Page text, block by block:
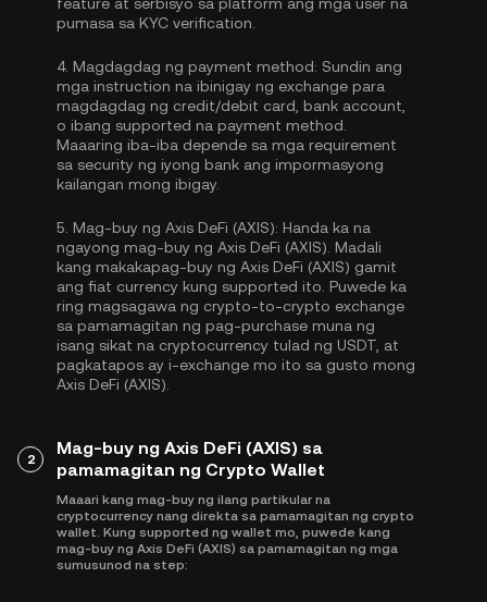
pumasa sa KYC verification.
4. Magdagdag ng payment method: Sundin ang
mga instruction na ibinigay ng exchange para
magdagdag ng credit/debit card, bank account,
o ibang supported na payment method.
Maaaring iba-iba depende sa mga requirement
sa security ng iyong bank ang impormasyong
kailangan mong ibigay.
5. Mag-buy ng Axis DeFi (AXIS): Handa ka na
ngayong mag-buy ng Axis DeFi (AXIS). Madali
kang makakapag-buy ng Axis DeFi (AXIS) gamit
ang fiat currency kung supported ito. Puwede ka
ring magsagawa ng crypto-to-crypto exchange
sa pamamagitan ng pag-purchase muna ng
isang sikat na cryptocurrency tulad ng USDT , at
pagkatapos ay i-exchange mo ito sa gusto mong
Axis DeFi (AXIS).
2
Mag-buy ng Axis DeFi (AXIS) sa
pamamagitan ng Crypto Wallet
Maaari kang mag-buy ng ilang partikular na
cryptocurrency nang direkta sa pamamagitan ng crypto
wallet. Kung supported ng wallet mo, puwede kang
mag-buy ng Axis DeFi (AXIS) sa pamamagitan ng mga
sumusunod na step: